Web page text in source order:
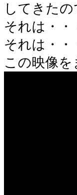
してきたの
それは・
それは・・
この映像